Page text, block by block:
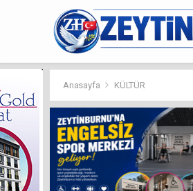
Anasayfa KÜLTÜR